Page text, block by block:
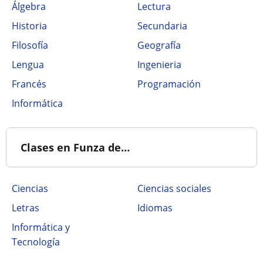
Álgebra
Lectura
Historia
Secundaria
Filosofía
Geografía
Lengua
Ingenieria
Francés
Programación
Informática
Clases en Funza de…
Ciencias
Ciencias sociales
Letras
Idiomas
Informática y
Tecnología